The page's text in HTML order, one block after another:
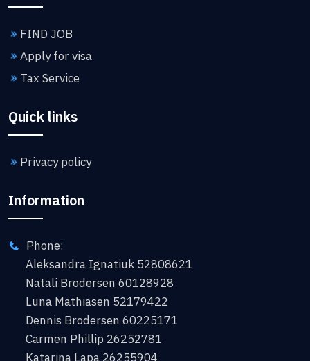
FIND JOB
Apply for visa
Tax Service
Quick links
Privacy policy
Information
Phone:
Aleksandra Ignatiuk 52808621
Natali Brodersen 60128928
Luna Mathiasen 52179422
Dennis Brodersen 60225171
Carmen Phillip 26252781
Katarina Lapa 26255904